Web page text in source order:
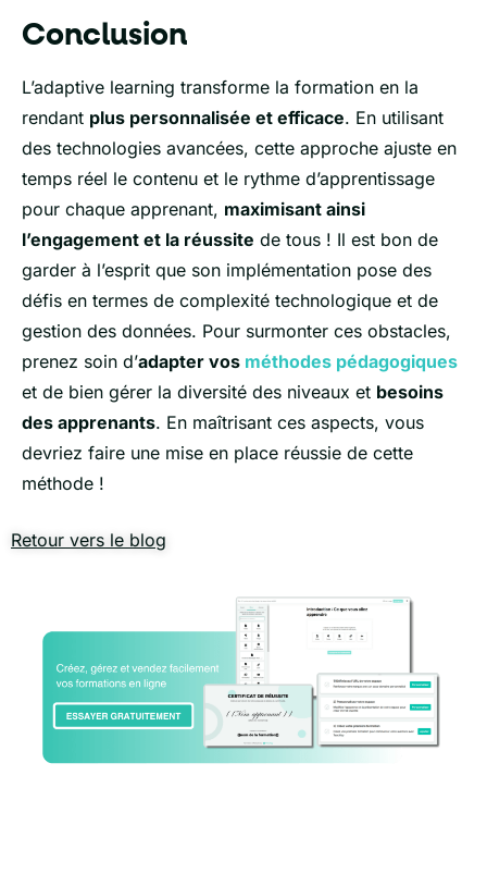
Conclusion
L’adaptive learning transforme la formation en la
rendant plus personnalisée et efficace. En utilisant
des technologies avancées, cette approche ajuste en
temps réel le contenu et le rythme d’apprentissage
pour chaque apprenant, maximisant ainsi
l’engagement et la réussite de tous ! Il est bon de
garder à l’esprit que son implémentation pose des
défis en termes de complexité technologique et de
gestion des données. Pour surmonter ces obstacles,
prenez soin d’adapter vos méthodes pédagogiques
et de bien gérer la diversité des niveaux et besoins
des apprenants. En maîtrisant ces aspects, vous
devriez faire une mise en place réussie de cette
méthode !
Retour vers le blog